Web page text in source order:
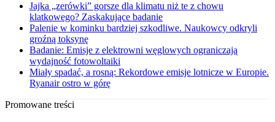
Jajka „zerówki” gorsze dla klimatu niż te z chowu
klatkowego? Zaskakujące badanie
Palenie w kominku bardziej szkodliwe. Naukowcy odkryli
groźną toksynę
Badanie: Emisje z elektrowni węglowych ograniczają
wydajność fotowoltaiki
Miały spadać, a rosną: Rekordowe emisje lotnicze w Europie.
Ryanair ostro w górę
Promowane treści